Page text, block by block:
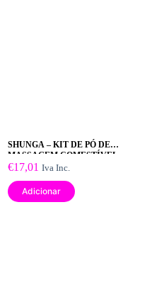
SHUNGA – KIT DE PÓ DE
MASSAGEM COMESTÍVEL
MANGA
€17,01 Iva Inc.
Adicionar